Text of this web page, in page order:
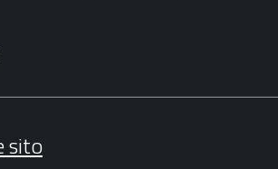
sito